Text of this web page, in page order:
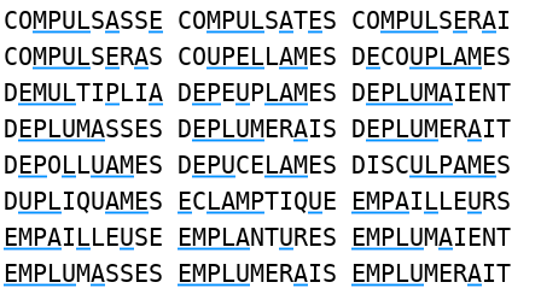
COMPULSASSE COMPULSATES COMPULSERAI
COMPULSERAS COUPELLAMES DECOUPLAMES
DEMULTIPLIA DEPEUPLAMES DEPLUMAIENT
DEPLUMASSES DEPLUMERAIS DEPLUMERAIT
DEPOLLUAMES DEPUCELAMES DISCULPAMES
DUPLIQUAMES ECLAMPTIQUE EMPAILLEURS
EMPAILLEUSE EMPLANTURES EMPLUMAIENT
EMPLUMASSES EMPLUMERAIS EMPLUMERAIT